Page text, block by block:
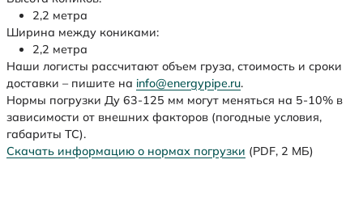
2,2 метра
Ширина между кониками:
2,2 метра
Наши логисты рассчитают объем груза, стоимость и сроки
доставки – пишите на info@energypipe.ru.
Нормы погрузки Ду 63-125 мм могут меняться на 5-10% в
зависимости от внешних факторов (погодные условия,
габариты ТС).
Скачать информацию о нормах погрузки (PDF, 2 МБ)